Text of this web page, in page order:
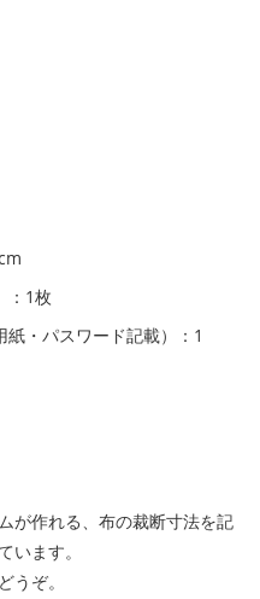
：1枚
・パスワード記載）：1
が作れる、布の裁断寸法を記
います。
うぞ。